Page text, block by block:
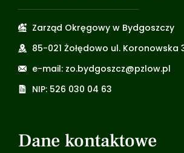
Zarząd Okręgowy w Bydgoszczy
85-021 Żołędowo ul. Koronowska
e-mail: zo.bydgoszcz@pzlow.pl
NIP: 526 030 04 63
Dane kontaktowe